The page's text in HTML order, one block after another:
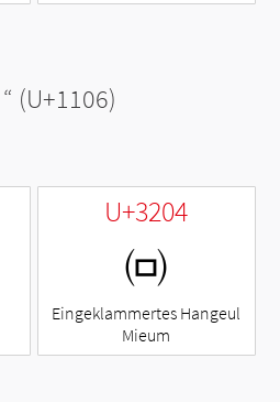
“ (U+1106)
U+3204
㈄
Eingeklammertes Hangeul
Mieum